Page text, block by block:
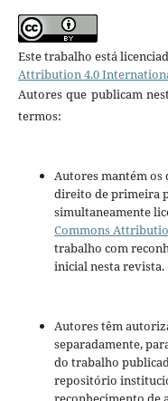
Este trabalho está
Attribution 4.0
Autores que publicam
termos:
Autores mantém os
direito de primeira
simultaneamente
Commons
trabalho com
inicial nesta revista.
Autores têm
separadamente,
do trabalho
repositório